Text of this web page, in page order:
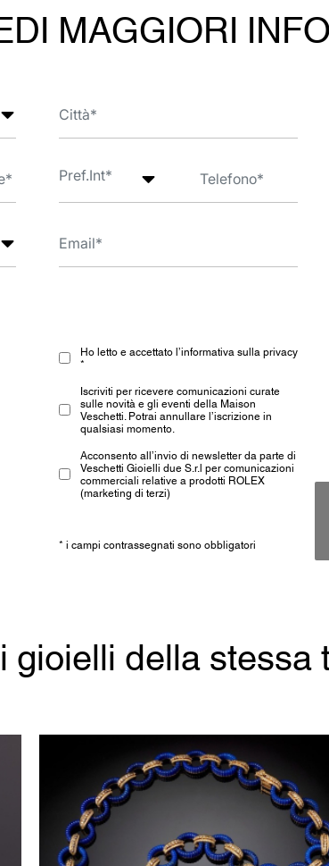
MAGGIORI
Ho letto e accettato l’informativa sulla privacy
*
Iscriviti per ricevere comunicazioni curate
sulle novità e gli eventi della Maison
Veschetti. Potrai annullare l’iscrizione in
qualsiasi momento.
Acconsento all’invio di newsletter da parte di
Veschetti Gioielli due S.r.l per comunicazioni
commerciali relative a prodotti ROLEX
(marketing di terzi)
* i campi contrassegnati sono obbligatori
gioielli della stessa